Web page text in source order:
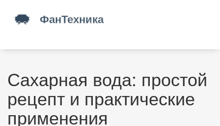
Сахарная вода: простой
рецепт и практические
применения